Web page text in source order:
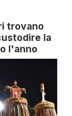
trovano
la
l'anno